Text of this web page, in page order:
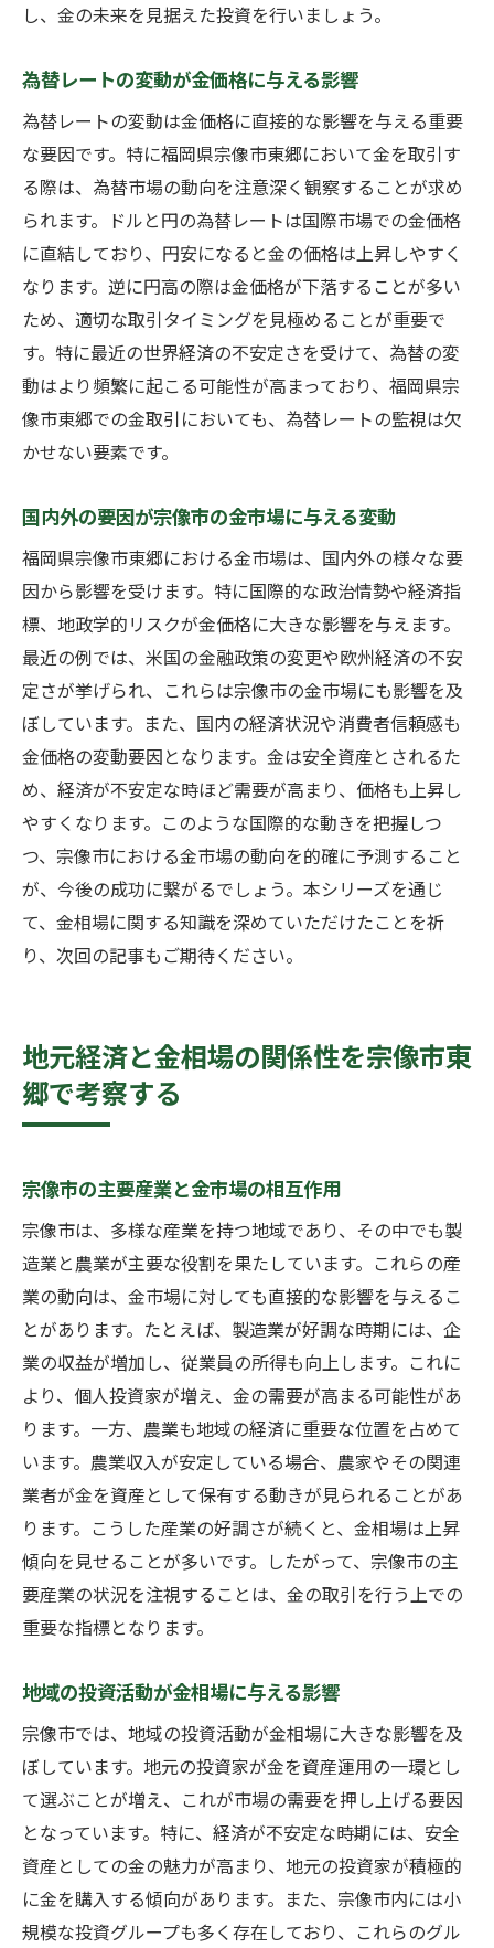
し、金の未来を見据えた投資を行いましょう。
為替レートの変動が金価格に与える影響
為替レートの変動は金価格に直接的な影響を与える重要
な要因です。特に福岡県宗像市東郷において金を取引す
る際は、為替市場の動向を注意深く観察することが求め
られます。ドルと円の為替レートは国際市場での金価格
に直結しており、円安になると金の価格は上昇しやすく
なります。逆に円高の際は金価格が下落することが多い
ため、適切な取引タイミングを見極めることが重要で
す。特に最近の世界経済の不安定さを受けて、為替の変
動はより頻繁に起こる可能性が高まっており、福岡県宗
像市東郷での金取引においても、為替レートの監視は欠
かせない要素です。
国内外の要因が宗像市の金市場に与える変動
福岡県宗像市東郷における金市場は、国内外の様々な要
因から影響を受けます。特に国際的な政治情勢や経済指
標、地政学的リスクが金価格に大きな影響を与えます。
最近の例では、米国の金融政策の変更や欧州経済の不安
定さが挙げられ、これらは宗像市の金市場にも影響を及
ぼしています。また、国内の経済状況や消費者信頼感も
金価格の変動要因となります。金は安全資産とされるた
め、経済が不安定な時ほど需要が高まり、価格も上昇し
やすくなります。このような国際的な動きを把握しつ
つ、宗像市における金市場の動向を的確に予測すること
が、今後の成功に繋がるでしょう。本シリーズを通じ
て、金相場に関する知識を深めていただけたことを祈
り、次回の記事もご期待ください。
地元経済と金相場の関係性を宗像市東
郷で考察する
宗像市の主要産業と金市場の相互作用
宗像市は、多様な産業を持つ地域であり、その中でも製
造業と農業が主要な役割を果たしています。これらの産
業の動向は、金市場に対しても直接的な影響を与えるこ
とがあります。たとえば、製造業が好調な時期には、企
業の収益が増加し、従業員の所得も向上します。これに
より、個人投資家が増え、金の需要が高まる可能性があ
ります。一方、農業も地域の経済に重要な位置を占めて
います。農業収入が安定している場合、農家やその関連
業者が金を資産として保有する動きが見られることがあ
ります。こうした産業の好調さが続くと、金相場は上昇
傾向を見せることが多いです。したがって、宗像市の主
要産業の状況を注視することは、金の取引を行う上での
重要な指標となります。
地域の投資活動が金相場に与える影響
宗像市では、地域の投資活動が金相場に大きな影響を及
ぼしています。地元の投資家が金を資産運用の一環とし
て選ぶことが増え、これが市場の需要を押し上げる要因
となっています。特に、経済が不安定な時期には、安全
資産としての金の魅力が高まり、地元の投資家が積極的
に金を購入する傾向があります。また、宗像市内には小
規模な投資グループも多く存在しており、これらのグル